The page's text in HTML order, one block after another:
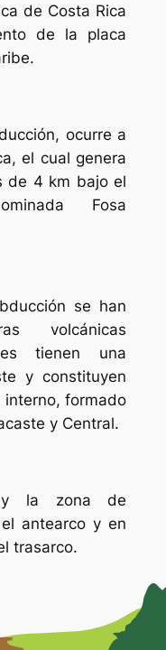
de Costa Rica
de la placa
ocurre a
el cual genera
de 4 km bajo el
Fosa
se han
volcánicas
tienen una
y constituyen
interno, formado
y Central.
y la zona de
antearco y en
trasarco.